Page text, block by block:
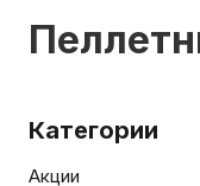
Категории
Акции